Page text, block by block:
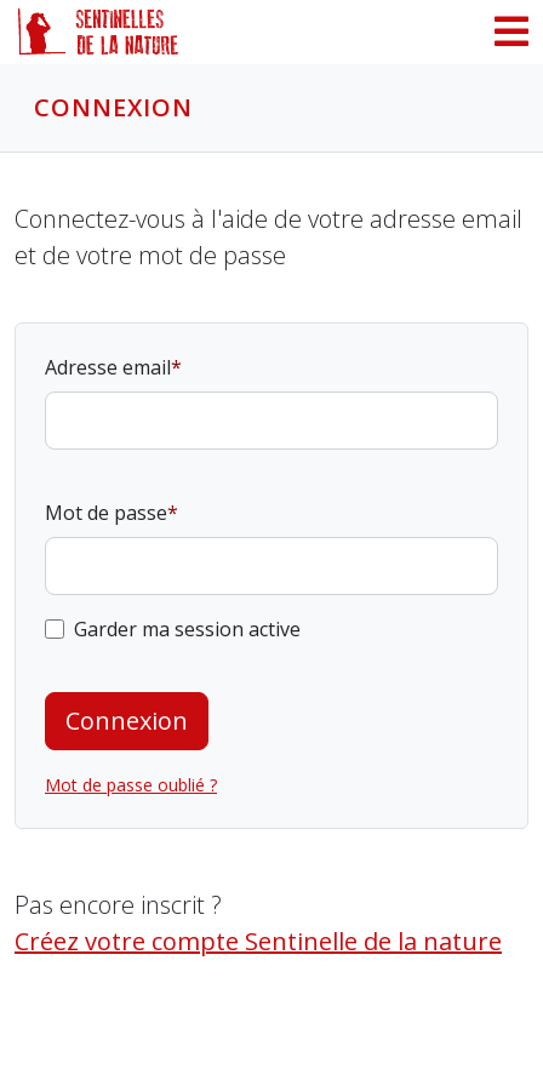
CONNEXION
Connectez-vous à l'aide de votre adresse email
et de votre mot de passe
Adresse email
Mot de passe
Garder ma session active
Connexion
Mot de passe oublié ?
Pas encore inscrit ?
Créez votre compte Sentinelle de la nature
Panneau de gestion des cookies